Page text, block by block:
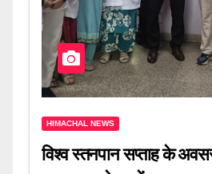
HIMACHAL NEWS
विश्व स्तनपान सप्ताह के